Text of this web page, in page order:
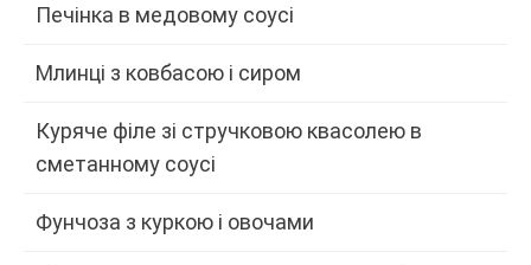
Печінка в медовому соусі
Млинці з ковбасою і сиром
Куряче філе зі стручковою квасолею в
сметанному соусі
Фунчоза з куркою і овочами